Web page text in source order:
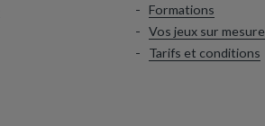
Formations
Vos jeux sur mesure
Tarifs et conditions